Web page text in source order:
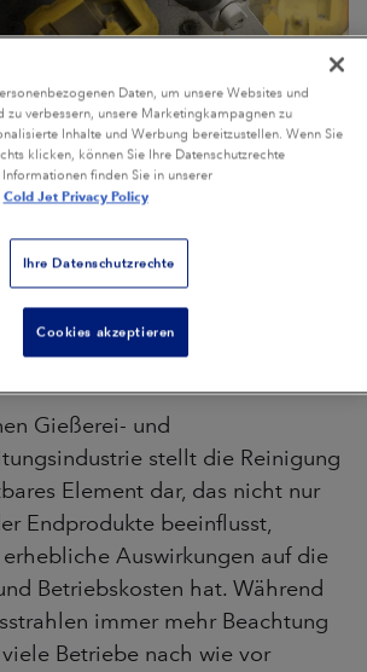
Gießerei- und
stellt die Reinigung
Element dar, das nicht nur
Endprodukte beeinflusst,
Auswirkungen auf die
Betriebskosten hat. Während
immer mehr Beachtung
Betriebe nach wie vor
Daten, um unsere Websites und
zu verbessern, unsere Marketingkampagnen zu
Inhalte und Werbung bereitzustellen. Wenn Sie
klicken, können Sie Ihre Datenschutzrechte
finden Sie in unserer
Cold Jet Privacy Policy
Ihre Datenschutzrechte
Cookies akzeptieren